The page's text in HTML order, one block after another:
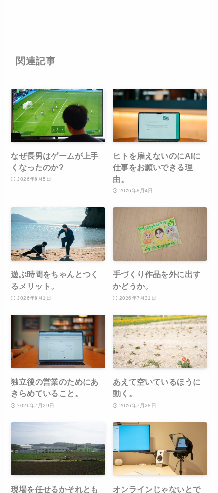
関連記事
なぜ長男はゲームが上手
くなったのか?
2026年8月5日
ヒトを雇えないのにAIに
仕事をお願いできる理
由。
2026年8月4日
遊ぶ時間をちゃんとつく
るメリット。
2026年8月1日
手づくり作品を外に出す
かどうか。
2026年7月31日
独立後の営業のためにあ
きらめていること。
2026年7月29日
あえて空いているほうに
動く。
2026年7月28日
現場を任せるかそれとも オンラインじゃないとで